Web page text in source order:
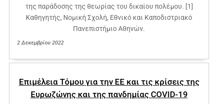
της παράδοσης της θεωρίας του δικαίου πολέμου. [1]
Καθηγητής, Νομική Σχολή, Εθνικό και Καποδιστριακό
Πανεπιστήμιο Αθηνών.
2 Δεκεμβρίου 2022
Επιμέλεια Τόμου για την ΕΕ και τις κρίσεις της
Ευρωζώνης και της πανδημίας COVID-19